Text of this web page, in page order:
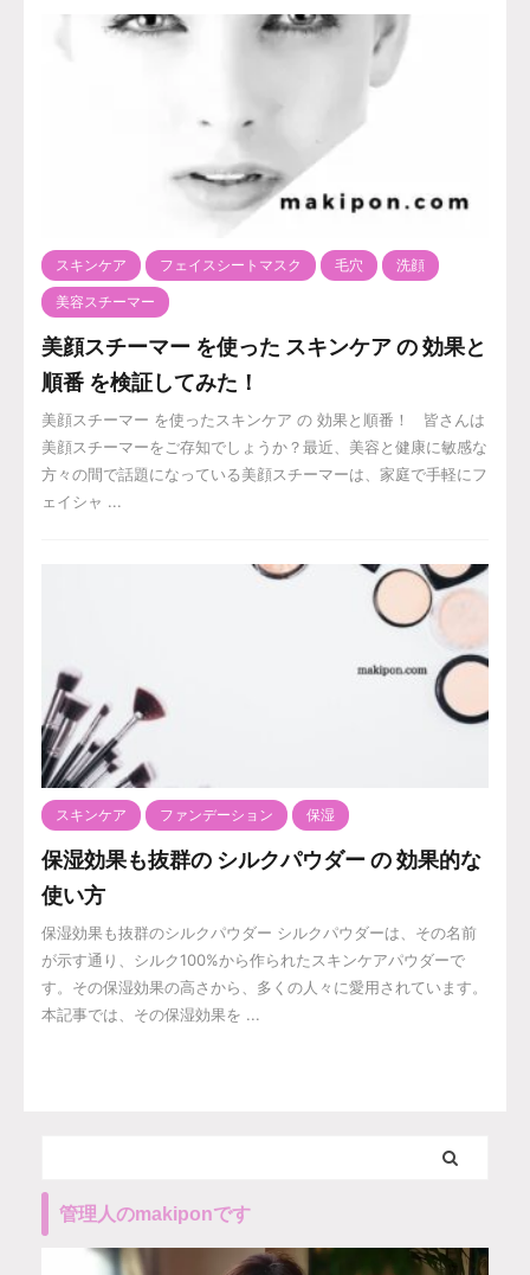
スキンケア フェイスシートマスク 毛穴 洗顔
美容スチーマー
美顔スチーマー を使った スキンケア の 効果と
順番 を検証してみた！
美顔スチーマー を使ったスキンケア の 効果と順番！ 皆さんは
美顔スチーマーをご存知でしょうか？最近、美容と健康に敏感な
方々の間で話題になっている美顔スチーマーは、家庭で手軽にフ
ェイシャ ...
スキンケア ファンデーション 保湿
保湿効果も抜群の シルクパウダー の 効果的な
使い方
保湿効果も抜群のシルクパウダー シルクパウダーは、その名前
が示す通り、シルク100%から作られたスキンケアパウダーで
す。その保湿効果の高さから、多くの人々に愛用されています。
本記事では、その保湿効果を ...
管理人のmakiponです